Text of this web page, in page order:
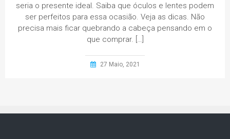
seria o presente ideal. Saiba que óculos e lentes podem
ser perfeitos para essa ocasião. Veja as dicas. Não
precisa mais ficar quebrando a cabeça pensando em o
que comprar. […]
27 Maio, 2021